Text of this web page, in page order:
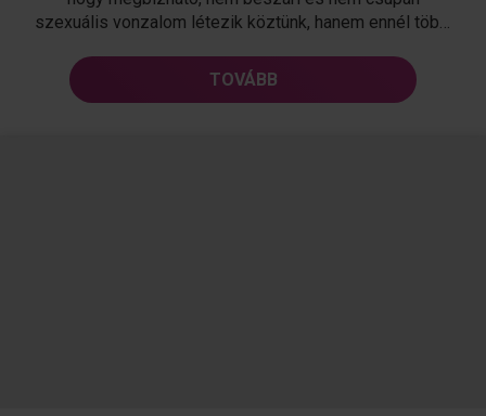
szexuális vonzalom létezik köztünk, hanem ennél több.
TOVÁBB